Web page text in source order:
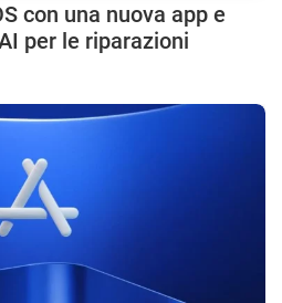
con una nuova app e
per le riparazioni